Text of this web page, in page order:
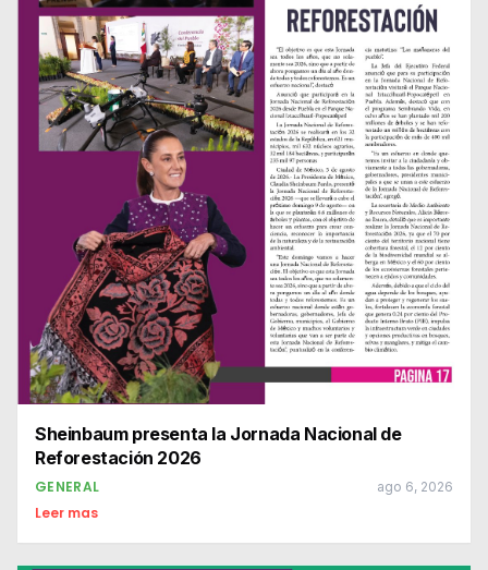
Sheinbaum presenta la Jornada Nacional de
Reforestación 2026
GENERAL ago 6, 2026
Leer mas